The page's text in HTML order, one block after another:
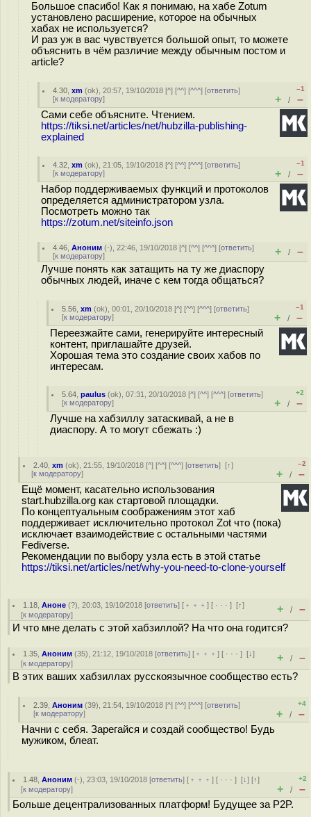
Большое спасибо! Как я понимаю, на хабе Zotum
установлено расширение, которое на обычных
хабах не используется?
И раз уж в вас чувствуется большой опыт, то можете
объяснить в чём различие между обычным постом и
article?
4.30 ,xm (ok), 20:57, 19/10/2018 [^] [^^] [^^^] [ответить]
[к модератору]
–1
+ / –
Сами себе объясните. Чтением.
https://tiksi.net/articles/net/hubzilla-publishing-
explained
4.32 ,xm (ok), 21:05, 19/10/2018 [^] [^^] [^^^] [ответить]
[к модератору]
–1
+ / –
Набор поддерживаемых функций и протоколов
определяется администратором узла.
Посмотреть можно так
https://zotum.net/siteinfo.json
4.46 ,Аноним (-), 22:46, 19/10/2018 [^] [^^] [^^^] [ответить]
[к модератору] + / –
Лучше понять как затащить на ту же диаспору
обычных людей, иначе с кем тогда общаться?
5.56 ,xm (ok), 00:01, 20/10/2018 [^] [^^] [^^^] [ответить]
[к модератору]
–1
+ / –
Переезжайте сами, генерируйте интересный
контент, приглашайте друзей.
Хорошая тема это создание своих хабов по
интересам.
5.64 ,paulus (ok), 07:31, 20/10/2018 [^] [^^] [^^^] [ответить]
[к модератору]
+2
+ / –
Лучше на хабзиллу затаскивай, а не в
диаспору. А то могут сбежать :)
2.40 ,xm (ok), 21:55, 19/10/2018 [^] [^^] [^^^] [ответить][↑]
[к модератору]
–2
+ / –
Ещё момент, касательно использования
start.hubzilla.org как стартовой площадки.
По концептуальным соображениям этот хаб
поддерживает исключительно протокол Zot что (пока)
исключает взаимодействие с остальными частями
Fediverse.
Рекомендации по выбору узла есть в этой статье
https://tiksi.net/articles/net/why-you-need-to-clone-yourself
1.18 ,Аноне (?), 20:03, 19/10/2018 [ответить] [ ﹢﹢﹢] [ · · ·][↑]
[к модератору] + / –
И что мне делать с этой хабзиллой? На что она годится?
1.35 ,Аноним (35), 21:12, 19/10/2018 [ответить] [ ﹢﹢﹢] [ · · ·][↓]
[к модератору] + / –
В этих ваших хабзиллах русскоязычное сообщество есть?
2.39 ,Аноним (39), 21:54, 19/10/2018 [^] [^^] [^^^] [ответить]
[к модератору]
+4
+ / –
Начни с себя. Зарегайся и создай сообщество! Будь
мужиком, блеат.
1.48 ,Аноним (-), 23:03, 19/10/2018 [ответить] [ ﹢﹢﹢] [ · · ·][↓] [↑]
[к модератору]
+2
+ / –
Больше децентрализованных платформ! Будущее за P2P.